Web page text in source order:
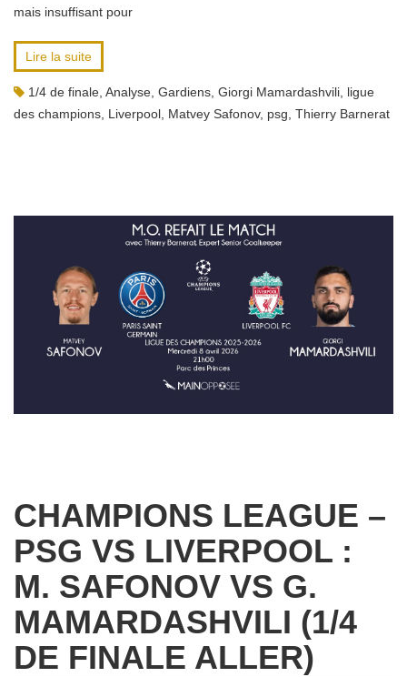
mais insuffisant pour
Lire la suite
1/4 de finale Analyse Gardiens Giorgi Mamardashvili ligue
des champions Liverpool Matvey Safonov, psg Thierry Barnerat
CHAMPIONS LEAGUE –
PSG VS LIVERPOOL :
M. SAFONOV VS G.
MAMARDASHVILI (1/4
DE FINALE ALLER)